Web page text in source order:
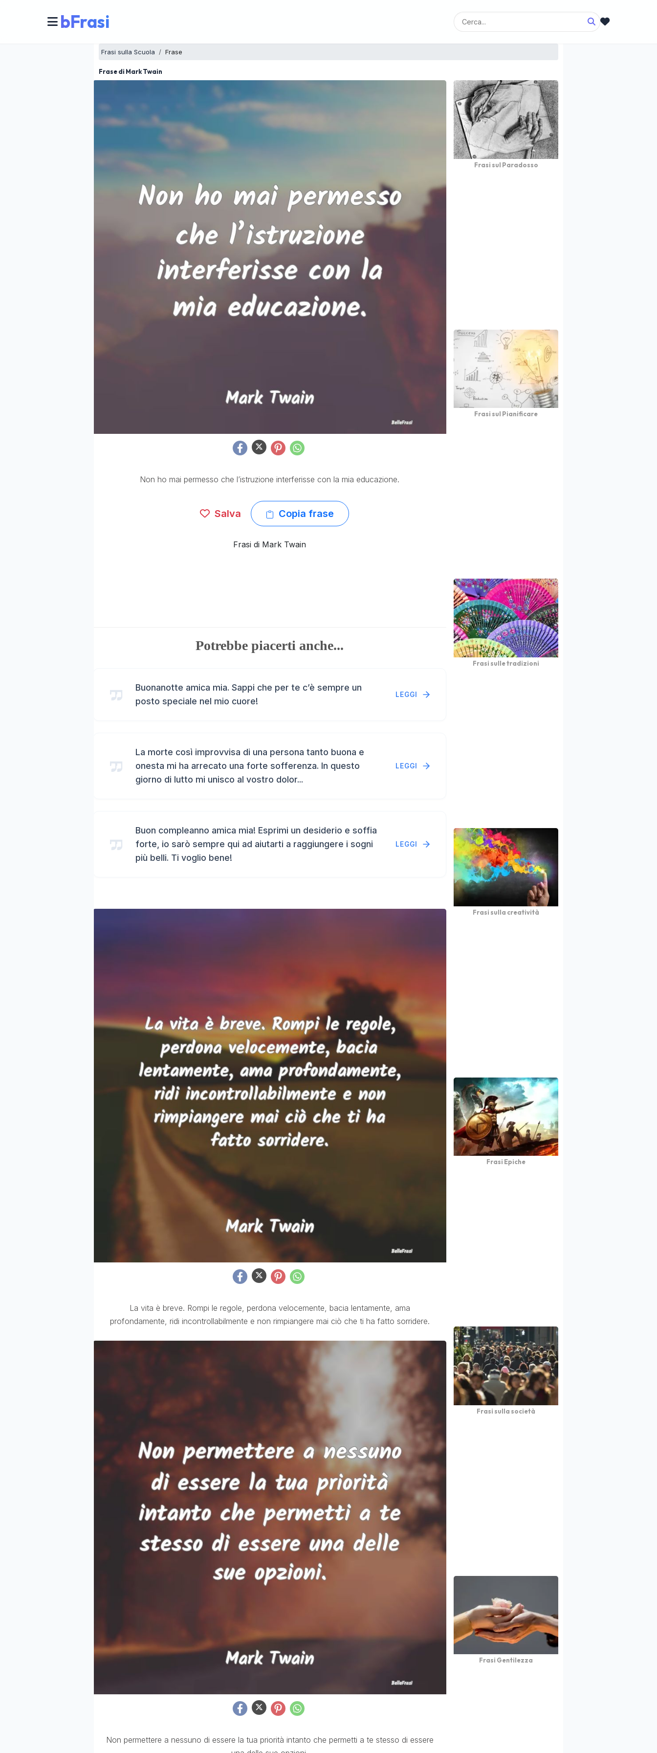
bFrasi
Frasi sulla Scuola Frase
Frase di Mark Twain
Non ho mai permesso che l’istruzione interferisse con la mia educazione.
Salva Copia frase
Frasi di Mark Twain
Potrebbe piacerti anche...
Buonanotte amica mia. Sappi che per te c’è sempre un
posto speciale nel mio cuore!
LEGGI
La morte così improvvisa di una persona tanto buona e
onesta mi ha arrecato una forte sofferenza. In questo
giorno di lutto mi unisco al vostro dolor...
LEGGI
Buon compleanno amica mia! Esprimi un desiderio e soffia
forte, io sarò sempre qui ad aiutarti a raggiungere i sogni
più belli. Ti voglio bene!
LEGGI
La vita è breve. Rompi le regole, perdona velocemente, bacia lentamente, ama
profondamente, ridi incontrollabilmente e non rimpiangere mai ciò che ti ha fatto sorridere.
Non permettere a nessuno di essere la tua priorità intanto che permetti a te stesso di essere
Frasi sul Paradosso
Frasi sul Pianificare
Frasi sulle tradizioni
Frasi sulla creatività
Frasi Epiche
Frasi sulla società
Frasi Gentilezza